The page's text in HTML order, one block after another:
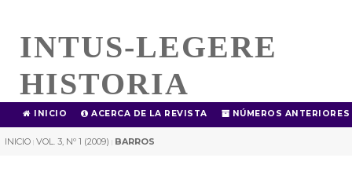
INTUS-LEGERE
HISTORIA
INICIO ACERCA DE LA REVISTA NÚMEROS ANTERIORES
INICIO | VOL. 3, Nº 1 (2009) | BARROS